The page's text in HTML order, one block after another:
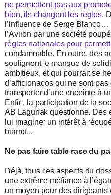
ne permettent pas aux
bien, ils changent les règles.
l’influence de Serge
l’Aviron par une société
règles nationales pour
condamnable. En outre, des
soulignent le manque de
ambitieux, et qui pourrait se
d’afficionados qui ne sont pas
transporter d’une enceinte à
Enfin, la participation de la
AB Lagunak questionne. Des
lui imaginer un intérêt à
biarrot...
Ne pas faire table rase du
Déjà, tous ces aspects du
une extrême méfiance à
un moyen pour des dirigeants